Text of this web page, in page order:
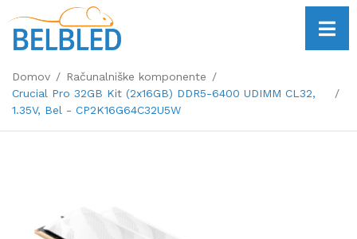
Domov
Računalniške komponente
Crucial Pro 32GB Kit (2x16GB) DDR5-6400 UDIMM CL32,
1.35V, Bel - CP2K16G64C32U5W